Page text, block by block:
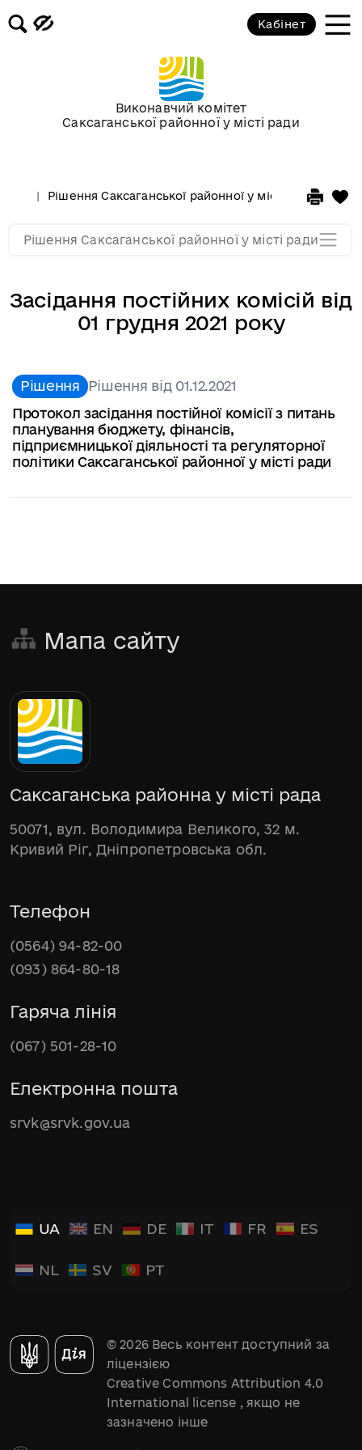
Виконавчий комітет
Саксаганської районної у місті ради
Кабінет
Рішення Саксаганської районної у місті ради
Засідання постійних комісій від
01 грудня 2021 року
Рішення Рішення від 01.12.2021
Протокол засідання постійної комісії з питань
планування бюджету, фінансів,
підприємницької діяльності та регуляторної
політики Саксаганської районної у місті ради
Рішення Саксаганської районної у місті ради
Сесії у 2012 році
Мапа сайту
Саксаганська районна у місті рада
50071, вул. Володимира Великого, 32 м.
Кривий Ріг, Дніпропетровська обл.
Телефон
(0564) 94-82-00
(093) 864-80-18
Гаряча лінія
(067) 501-28-10
Електронна пошта
srvk@srvk.gov.ua
UA EN DE IT FR ES
NL SV PT
© 2026 Весь контент доступний за
ліцензією
Creative Commons Attribution 4.0
International license , якщо не
зазначено інше